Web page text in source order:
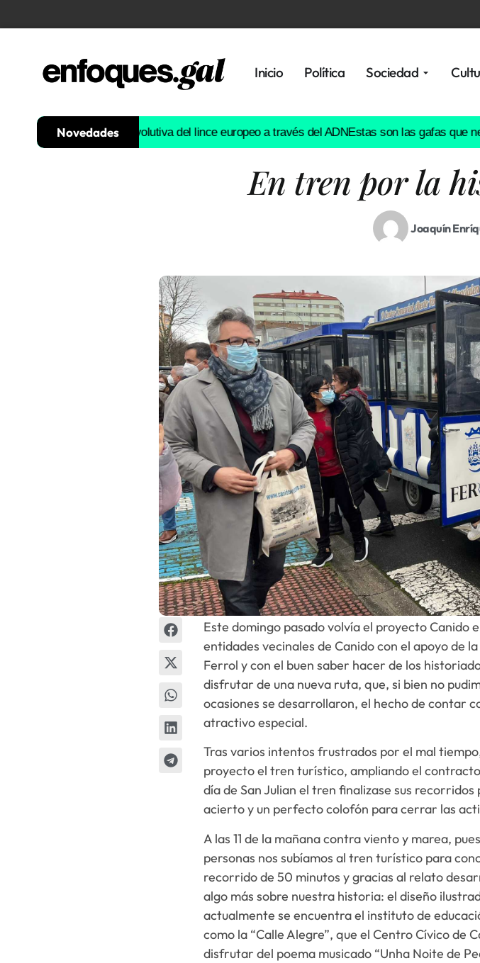
Inicio Política Sociedad
Novedades
la historia evolutiva del lince europeo a través del ADNEstas son las gafas que
En tren por la
Joaquín
Este domingo pasado volvía el proyecto Canido
entidades vecinales de Canido con el apoyo de
Ferrol y con el buen saber hacer de los
disfrutar de una nueva ruta, que, si bien no
ocasiones se desarrollaron, el hecho de contar
atractivo especial.
Tras varios intentos frustrados por el mal
proyecto el tren turístico, ampliando el
día de San Julian el tren finalizase sus
acierto y un perfecto colofón para cerrar las
A las 11 de la mañana contra viento y marea,
personas nos subíamos al tren turístico para
recorrido de 50 minutos y gracias al relato
algo más sobre nuestra historia: el diseño
actualmente se encuentra el instituto de
como la “Calle Alegre”, que el Centro Cívico de
disfrutar del poema musicado “Unha Noite de